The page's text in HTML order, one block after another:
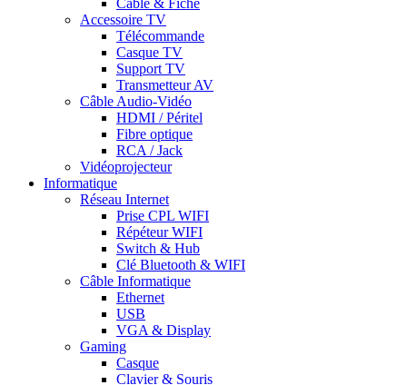
Accessoire TV
Télécommande
Casque TV
Support TV
Transmetteur AV
Câble Audio-Vidéo
HDMI / Péritel
Fibre optique
RCA / Jack
Vidéoprojecteur
Informatique
Réseau Internet
Prise CPL WIFI
Répéteur WIFI
Switch & Hub
Clé Bluetooth & WIFI
Câble Informatique
Ethernet
USB
VGA & Display
Gaming
Casque
Clavier & Souris